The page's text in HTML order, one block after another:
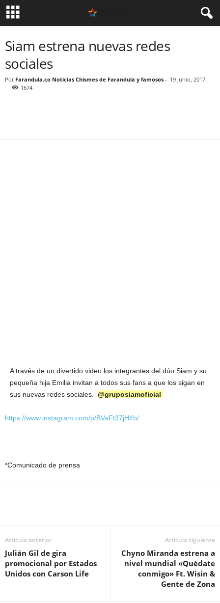
Siam estrena nuevas redes
sociales
Por Farandula.co Noticias Chismes de Farandula y famosos - 19 junio, 2017
1674
A través de un divertido video los integrantes del dúo Siam y su
pequeña hija Emilia invitan a todos sus fans a que los sigan en
sus nuevas redes sociales. @gruposiamoficial
https://www.instagram.com/p/BVaFt37jH4b/
*Comunicado de prensa
Artículo anterior
Julián Gil de gira
promocional por Estados
Unidos con Carson Life
Artículo siguiente
Chyno Miranda estrena a
nivel mundial «Quédate
conmigo» Ft. Wisin &
Gente de Zona